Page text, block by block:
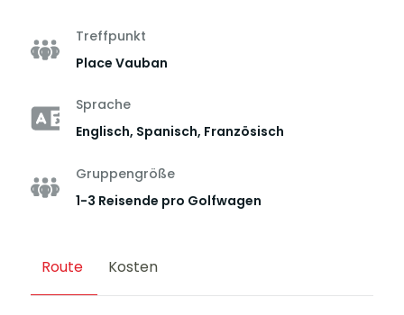
Treffpunkt
Place Vauban
Sprache
Englisch, Spanisch, Französisch
Gruppengröße
1-3 Reisende pro Golfwagen
Route Kosten